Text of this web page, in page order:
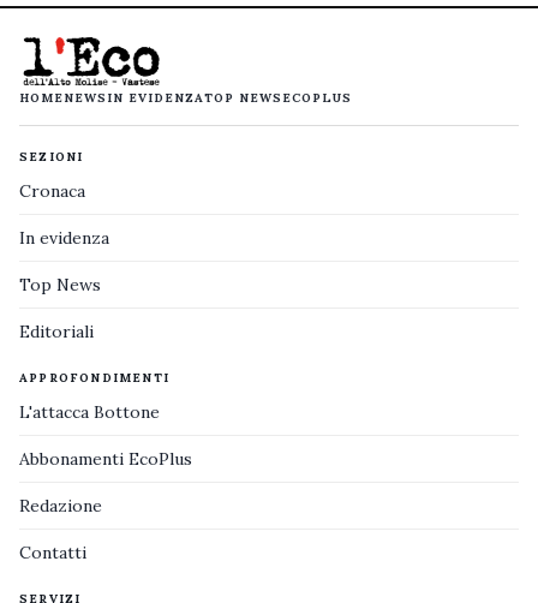
HOMENEWS IN EVIDENZATOP NEWS ECOPLUS
SEZIONI
Cronaca
In evidenza
Top News
Editoriali
APPROFONDIMENTI
L'attacca Bottone
Abbonamenti EcoPlus
Redazione
Contatti
SERVIZI